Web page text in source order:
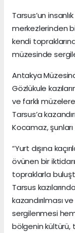
Tarsus’un
merkezlerinden
kendi
müzesinde
Antakya
Gözlükule
ve farklı
Tarsus’a
Kocamaz,
“Yurt dışına
övünen bir
topraklarla
Tarsus
kazandırılması
sergilenmesi
bölgenin kültürü,